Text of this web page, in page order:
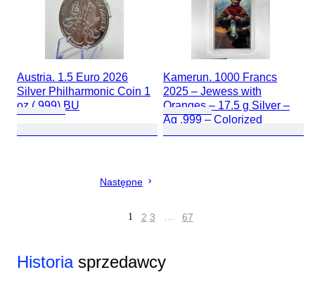
Austria. 1.5 Euro 2026
Silver Philharmonic Coin 1
oz (.999) BU
Kamerun. 1000 Francs
2025 – Jewess with
Oranges – 17.5 g Silver –
Ag .999 – Colorized
Następne
1 2 3 … 67
Historiasprzedawcy